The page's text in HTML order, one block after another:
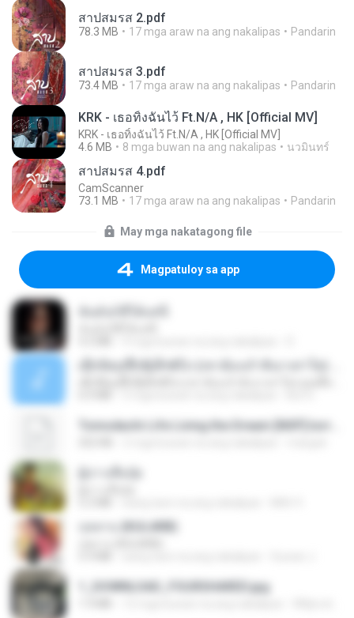
สาปสมรส 2.pdf
78.3 MB 17 mga araw na ang nakalipas Pandarin
สาปสมรส 3.pdf
73.4 MB 17 mga araw na ang nakalipas Pandarin
KRK - เธอทิ้งฉันไว้ Ft.N/A , HK [Official MV]
KRK - เธอทิ้งฉันไว้ Ft.N/A , HK [Official MV]
4.6 MB
8 mga buwan na ang nakalipas นวมินทร์
สาปสมรส 4.pdf
CamScanner
73.1 MB
17 mga araw na ang nakalipas Pandarin
May mga nakatagong file
Magpatuloy sa app
กุหลาบ (KULARB)
1_DOWNLOAD_FOURSHARED.jpg